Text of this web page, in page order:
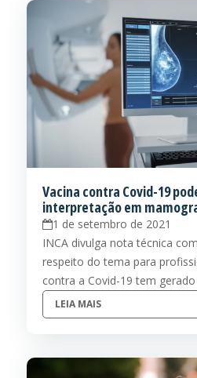
Vacina contra Covid-19
interpretação em
1 de setembro de 2021
INCA divulga nota técnica
respeito do tema para
contra a Covid-19 tem
LEIA MAIS